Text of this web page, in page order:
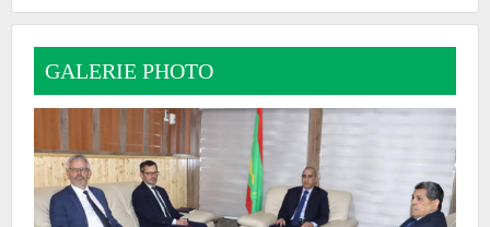
GALERIE PHOTO